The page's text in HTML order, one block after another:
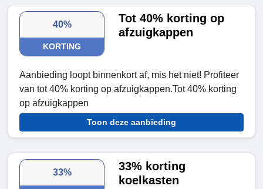
40%
KORTING
Tot 40% korting op
afzuigkappen
Aanbieding loopt binnenkort af, mis het niet! Profiteer
van tot 40% korting op afzuigkappen.Tot 40% korting
op afzuigkappen
Toon deze aanbieding
33%
33% korting
koelkasten